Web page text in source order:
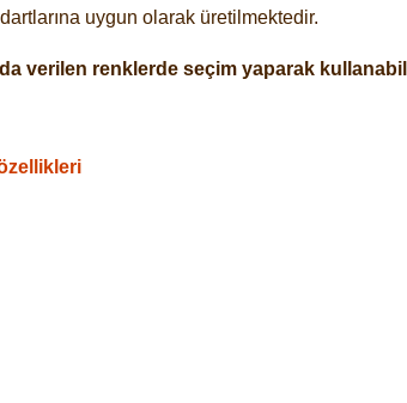
uygun olarak üretilmektedir.
verilen renklerde seçim yaparak